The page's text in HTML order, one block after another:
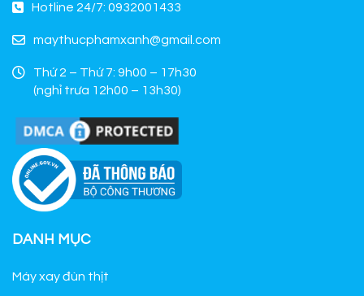
Hotline 24/7: 0932001433
maythucphamxanh@gmail.com
Thứ 2 – Thứ 7: 9h00 – 17h30
(nghỉ trưa 12h00 – 13h30)
DANH MỤC
Máy xay đùn thịt